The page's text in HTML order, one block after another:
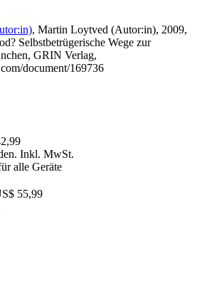
, Martin Loytved (Autor:in), 2009,
Selbstbetrügerische Wege zur
GRIN Verlag,
document/169736
Inkl. MwSt.
alle Geräte
55,99